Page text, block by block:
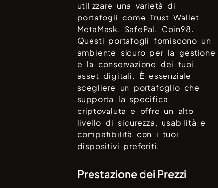
utilizzare una varietà di
portafogli comeTrust Wallet,
MetaMask, SafePal, Coin98.
Questi portafogli forniscono un
ambiente sicuro per la gestione
e la conservazione dei tuoi
asset digitali. È essenziale
scegliere un portafoglio che
supporta la specifica
criptovaluta e offre un alto
livello di sicurezza, usabilità e
compatibilità con i tuoi
dispositivi preferiti.
Prestazione dei Prezzi